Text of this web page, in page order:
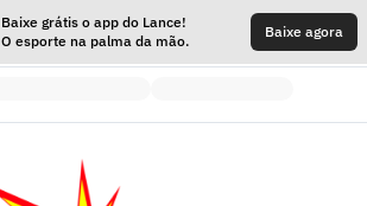
Baixe grátis o app do Lance!
O esporte na palma da mão.
Baixe agora